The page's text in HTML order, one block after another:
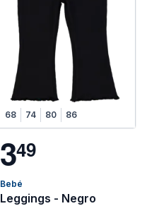
68 74 80 86
349
Bebé
Leggings - Negro